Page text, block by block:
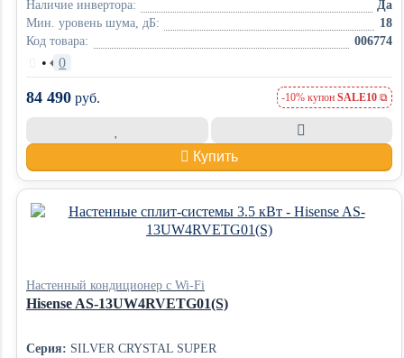
Наличие инвертора:
Да
Мин. уровень шума, дБ:
18
Код товара:
006774
• 0
84 490 руб. -10% купон SALE10
Купить
Настенный кондиционер с Wi-Fi
Hisense AS-13UW4RVETG01(S)
Серия: SILVER CRYSTAL SUPER